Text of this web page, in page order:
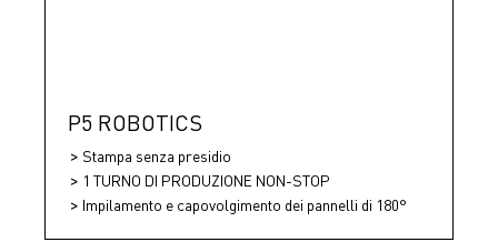
P5 ROBOTICS
Stampa senza presidio
1 TURNO DI PRODUZIONE NON-STOP
Impilamento e capovolgimento dei pannelli di 180°